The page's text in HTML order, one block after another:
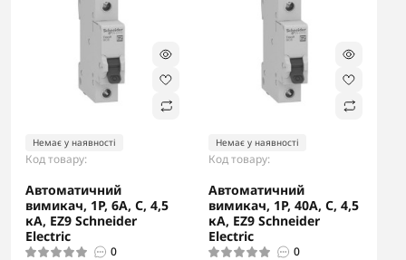
Немає у наявності
Код товару:
Автоматичний
вимикач, 1Р, 6А, С, 4,5
кА, EZ9 Schneider
Electric
0
Немає у наявності
Код товару:
Автоматичний
вимикач, 1Р, 40А, С, 4,5
кА, EZ9 Schneider
Electric
0